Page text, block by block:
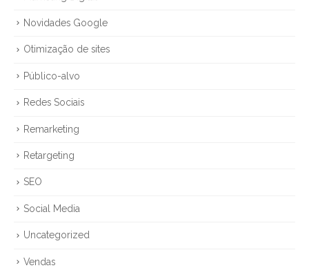
Novidades Google
Otimização de sites
Público-alvo
Redes Sociais
Remarketing
Retargeting
SEO
Social Media
Uncategorized
Vendas